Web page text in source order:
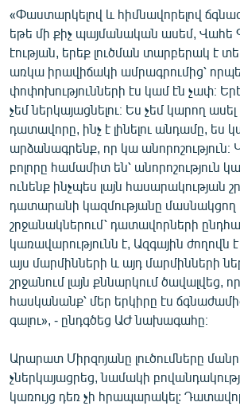
«Փաստարկելով և հիմնավորելով
եթե մի քիչ պայմանական ասեմ, Վահե
էության, երեք լուծման տարբերակ է
առկա իրավիճակի ամրագրումից՝
փոփոխությունների էս կամ էն չափ։
չեմ ներկայացնելու։ Ես չեմ կարող ասել
դատավորը, ինչ է լինելու անդամը, ես
արձանագրենք, որ կա անորոշություն։
բոլորը համամիտ են՝ անորոշություն
ունենք ինչպես լայն հասարակության
դատարանի կազմությանը մասնակցող
շրջանակներում՝ դատավորների
կառավարությունն է, Ազգային ժողովն
այս մարմինների և այդ մարմինների
շրջանում լայն քննարկում ծավալվեց,
հասկանանք՝ մեր երկիրը էս
գալու», - ընդգծեց ԱԺ նախագահը։
Արարատ Միրզոյանը լուծումները
չներկայացրեց, նամակի
կառույց դեռ չի հրապարակել: